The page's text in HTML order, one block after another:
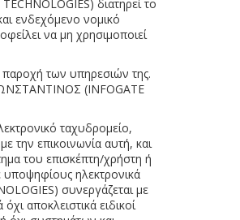
διατηρεί το
ενδεχόμενο νομικό
να μη χρησιμοποιεί
των υπηρεσιών της.
(INFOGATE
ταχυδρομείο,
την επικοινωνία αυτή, και
του επισκέπτη/χρήστη ή
ηλεκτρονικά
συνεργάζεται με
αποκλειστικά ειδικοί